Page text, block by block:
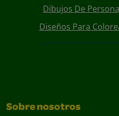
Dibujos De
Diseños Para
Sobre nosotros